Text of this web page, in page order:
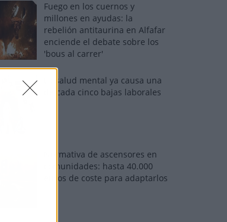
Fuego en los cuernos y
millones en ayudas: la
rebelión antitaurina en Alfafar
enciende el debate sobre los
'bous al carrer'
La salud mental ya causa una
de cada cinco bajas laborales
Normativa de ascensores en
comunidades: hasta 40.000
euros de coste para adaptarlos